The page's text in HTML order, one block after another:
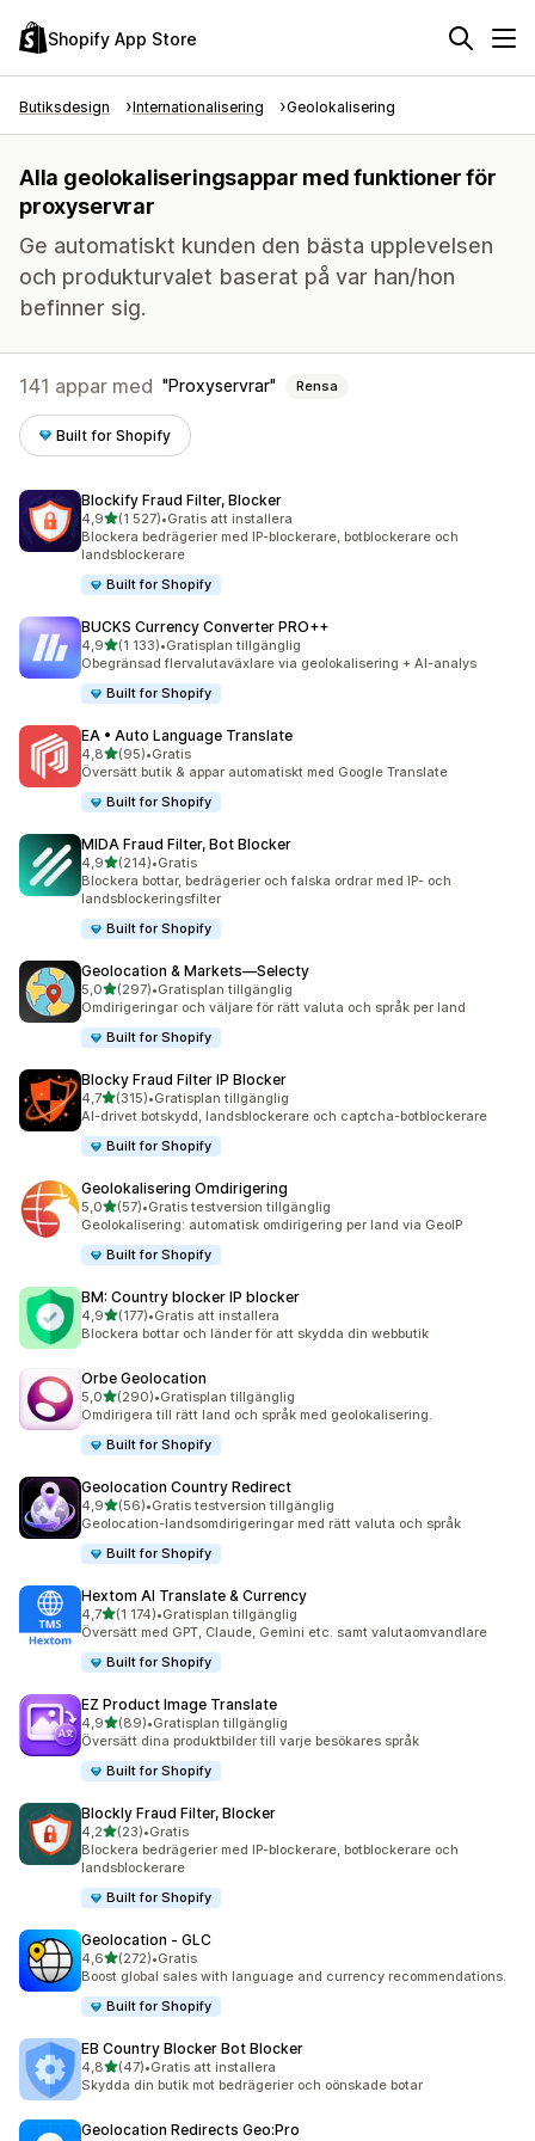
Shopify App Store
Butiksdesign Internationalisering Geolokalisering
Alla geolokaliseringsappar med funktioner för
proxyservrar
Ge automatiskt kunden den bästa upplevelsen
och produkturvalet baserat på var han/hon
befinner sig.
141 appar med Proxyservrar Rensa
Built for Shopify
Blockify Fraud Filter, Blocker
4,9av 5 stjärnor
(1 527)
1527 recensioner totalt
•Gratis att installera
Blockera bedrägerier med IP-blockerare, botblockerare och
landsblockerare
Built for Shopify
BUCKS Currency Converter PRO++
4,9av 5 stjärnor
(1 133)
1133 recensioner totalt
•Gratisplan tillgänglig
Obegränsad flervalutaväxlare via geolokalisering + AI-analys
Built for Shopify
EA • Auto Language Translate
4,8av 5 stjärnor
(95)
95 recensioner totalt
•Gratis
Översätt butik & appar automatiskt med Google Translate
Built for Shopify
MIDA Fraud Filter, Bot Blocker
4,9av 5 stjärnor
(214)
214 recensioner totalt
•Gratis
Blockera bottar, bedrägerier och falska ordrar med IP- och
landsblockeringsfilter
Built for Shopify
Geolocation & Markets—Selecty
5,0av 5 stjärnor
(297)
297 recensioner totalt
•Gratisplan tillgänglig
Omdirigeringar och väljare för rätt valuta och språk per land
Built for Shopify
Blocky Fraud Filter IP Blocker
4,7av 5 stjärnor
(315)
315 recensioner totalt
•Gratisplan tillgänglig
AI-drivet botskydd, landsblockerare och captcha-botblockerare
Built for Shopify
Geolokalisering Omdirigering
5,0av 5 stjärnor
(57)
57 recensioner totalt
•Gratis testversion tillgänglig
Geolokalisering: automatisk omdirigering per land via GeoIP
Built for Shopify
BM: Country blocker IP blocker
4,9av 5 stjärnor
(177)
177 recensioner totalt
•Gratis att installera
Blockera bottar och länder för att skydda din webbutik
Orbe Geolocation
5,0av 5 stjärnor
(290)
290 recensioner totalt
•Gratisplan tillgänglig
Omdirigera till rätt land och språk med geolokalisering.
Built for Shopify
Geolocation Country Redirect
4,9av 5 stjärnor
(56)
56 recensioner totalt
•Gratis testversion tillgänglig
Geolocation-landsomdirigeringar med rätt valuta och språk
Built for Shopify
Hextom AI Translate & Currency
4,7av 5 stjärnor
(1 174)
1174 recensioner totalt
•Gratisplan tillgänglig
Översätt med GPT, Claude, Gemini etc. samt valutaomvandlare
Built for Shopify
EZ Product Image Translate
4,9av 5 stjärnor
(89)
89 recensioner totalt
•Gratisplan tillgänglig
Översätt dina produktbilder till varje besökares språk
Built for Shopify
Blockly Fraud Filter, Blocker
4,2av 5 stjärnor
(23)
23 recensioner totalt
•Gratis
Blockera bedrägerier med IP-blockerare, botblockerare och
landsblockerare
Built for Shopify
Geolocation ‑ GLC
4,6av 5 stjärnor
(272)
272 recensioner totalt
•Gratis
Boost global sales with language and currency recommendations.
Built for Shopify
EB Country Blocker Bot Blocker
4,8av 5 stjärnor
(47)
47 recensioner totalt
•Gratis att installera
Skydda din butik mot bedrägerier och oönskade botar
Geolocation Redirects Geo:Pro